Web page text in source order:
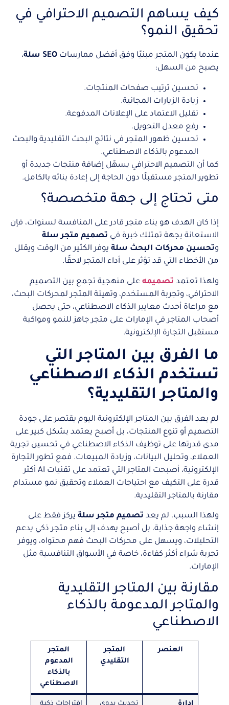
كيف يساهم التصميم الاحترافي في
تحقيق النمو؟
عندما يكون المتجر مبنيًا وفق أفضل ممارسات SEO سلة
،
يصبح من السهل:
تحسين ترتيب صفحات المنتجات.
زيادة الزيارات المجانية.
تقليل الاعتماد على الإعلانات المدفوعة.
رفع معدل التحويل.
تحسين ظهور المتجر في نتائج البحث التقليدية والبحث
المدعوم بالذكاء الاصطناعي.
كما أن التصميم الاحترافي يسهّل إضافة منتجات جديدة أو
تطوير المتجر مستقبلًا دون الحاجة إلى إعادة بنائه بالكامل.
متى تحتاج إلى جهة متخصصة؟
إذا كان الهدف هو بناء متجر قادر على المنافسة لسنوات، فإن
الاستعانة بجهة تمتلك خبرة في تصميم متجر سلة
وتحسين محركات البحث سلة يوفر الكثير من الوقت ويقلل
من الأخطاء التي قد تؤثر على أداء المتجر لاحقًا.
ولهذا تعتمد تصميمه على منهجية تجمع بين التصميم
الاحترافي، وتجربة المستخدم، وتهيئة المتجر لمحركات البحث،
مع مراعاة أحدث معايير الذكاء الاصطناعي، حتى يحصل
أصحاب المتاجر في الإمارات على متجر جاهز للنمو ومواكبة
مستقبل التجارة الإلكترونية.
ما الفرق بين المتاجر التي
تستخدم الذكاء الاصطناعي
والمتاجر التقليدية؟
لم يعد الفرق بين المتاجر الإلكترونية اليوم يقتصر على جودة
التصميم أو تنوع المنتجات، بل أصبح يعتمد بشكل كبير على
مدى قدرتها على توظيف الذكاء الاصطناعي في تحسين تجربة
العملاء، وتحليل البيانات، وزيادة المبيعات. فمع تطور التجارة
الإلكترونية، أصبحت المتاجر التي تعتمد على تقنيات AI أكثر
قدرة على التكيف مع احتياجات العملاء وتحقيق نمو مستدام
مقارنة بالمتاجر التقليدية.
ولهذا السبب، لم يعد تصميم متجر سلة يركز فقط على
إنشاء واجهة جذابة، بل أصبح يهدف إلى بناء متجر ذكي يدعم
التحليلات، ويسهل على محركات البحث فهم محتواه، ويوفر
تجربة شراء أكثر كفاءة، خاصة في الأسواق التنافسية مثل
الإمارات.
مقارنة بين المتاجر التقليدية
والمتاجر المدعومة بالذكاء
الاصطناعي
العنصر
المتجر
التقليدي
المتجر
المدعوم
بالذكاء
الاصطناعي